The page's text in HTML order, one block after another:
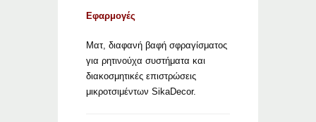
Εφαρμογές
Ματ, διαφανή βαφή σφραγίσματος
για ρητινούχα συστήματα και
διακοσμητικές επιστρώσεις
μικροτσιμέντων SikaDecor.